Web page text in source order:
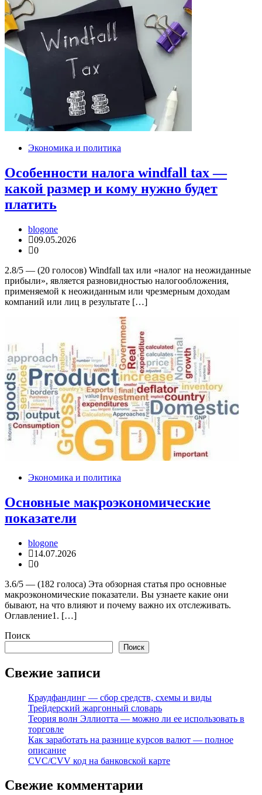
Экономика и политика
Особенности налога windfall tax —
какой размер и кому нужно будет
платить
blogone
09.05.2026
0
2.8/5 — (20 голосов) Windfall tax или «налог на неожиданные
прибыли», является разновидностью налогообложения,
применяемой к неожиданным или чрезмерным доходам
компаний или лиц в результате […]
Экономика и политика
Основные макроэкономические
показатели
blogone
14.07.2026
0
3.6/5 — (182 голоса) Эта обзорная статья про основные
макроэкономические показатели. Вы узнаете какие они
бывают, на что влияют и почему важно их отслеживать.
Оглавление1. […]
Поиск
Поиск
Свежие записи
Краудфандинг — сбор средств, схемы и виды
Трейдерский жаргонный словарь
Теория волн Эллиотта — можно ли ее использовать в
торговле
Как заработать на разнице курсов валют — полное
описание
CVC/CVV код на банковской карте
Свежие комментарии